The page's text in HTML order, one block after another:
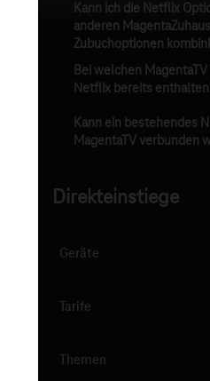
Kann ich die Netflix
anderen
Zubuchoptionen
Bei welchen
Netflix bereits
Kann ein bestehendes
MagentaTV verbunden
Direkteinstiege
Geräte
Tarife
Themen